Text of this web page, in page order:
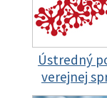
Ústredný
verejnej